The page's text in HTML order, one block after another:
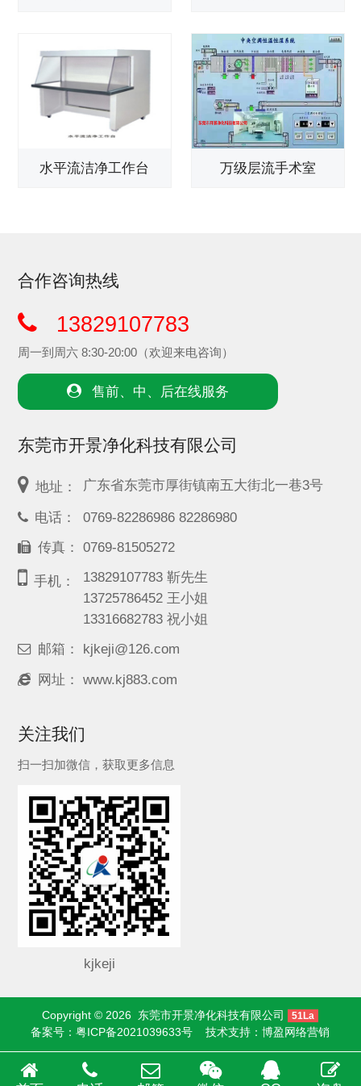
水平流洁净工作台 万级层流手术室
合作咨询热线
13829107783
周一到周六 8:30-20:00（欢迎来电咨询）
售前、中、后在线服务
东莞市开景净化科技有限公司
地址： 广东省东莞市厚街镇南五大街北一巷3号
电话： 0769-82286986 82286980
传真： 0769-81505272
手机：
13829107783 靳先生
13725786452 王小姐
13316682783 祝小姐
邮箱： kjkeji@126.com
网址： www.kj883.com
关注我们
扫一扫加微信，获取更多信息
kjkeji
Copyright © 2026 东莞市开景净化科技有限公司 51La
备案号：粤ICP备2021039633号 技术支持：博盈网络营销